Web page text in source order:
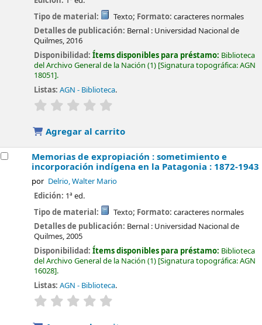
Tipo de material:
Texto; Formato: caracteres normales
Detalles de publicación: Bernal : Universidad Nacional de
Quilmes,2016
Disponibilidad:Ítems disponibles para préstamo: Biblioteca
del Archivo General de la Nación (1) Signatura topográfica:AGN
18051 .
Listas: AGN - Biblioteca.
valoración
Agregar al carrito
Memorias de expropiación : sometimiento e
incorporación indígena en la Patagonia : 1872-1943
por Delrio, Walter Mario
Edición: 1ª ed.
Tipo de material:
Texto; Formato: caracteres normales
Detalles de publicación: Bernal : Universidad Nacional de
Quilmes,2005
Disponibilidad:Ítems disponibles para préstamo: Biblioteca
del Archivo General de la Nación (1) Signatura topográfica:AGN
16028 .
Listas: AGN - Biblioteca.
valoración